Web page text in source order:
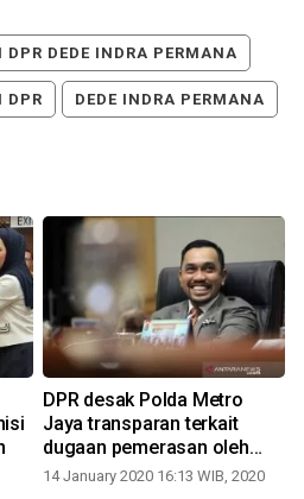
DEDE INDRA PERMANA
DPR DEDE INDRA PERMANA
DPR desak Polda Metro
Jaya transparan terkait
dugaan pemerasan oleh
oknum Polisi
14 January 2020 16:13 WIB, 2020